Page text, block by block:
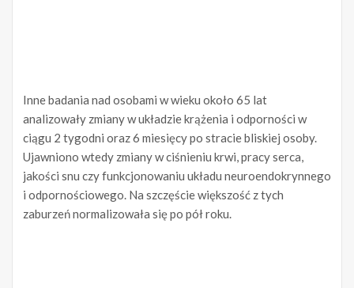
Inne badania nad osobami w wieku około 65 lat
analizowały zmiany w układzie krążenia i odporności w
ciągu 2 tygodni oraz 6 miesięcy po stracie bliskiej osoby.
Ujawniono wtedy zmiany w ciśnieniu krwi, pracy serca,
jakości snu czy funkcjonowaniu układu neuroendokrynnego
i odpornościowego. Na szczęście większość z tych
zaburzeń normalizowała się po pół roku.